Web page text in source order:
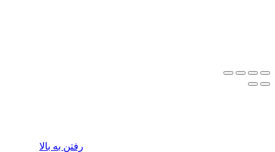
رفتن به بالا